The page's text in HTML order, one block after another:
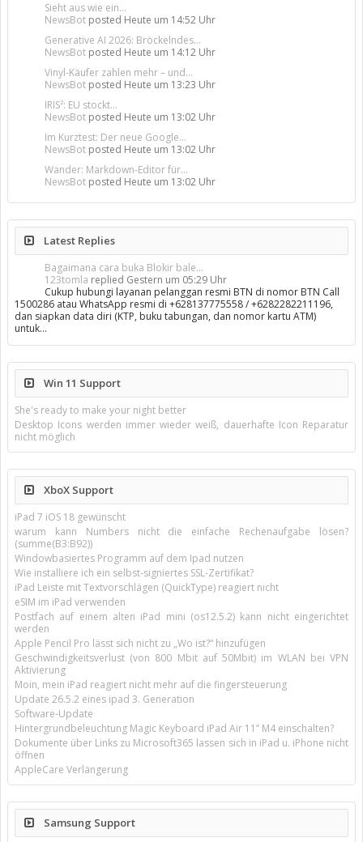
Sieht aus wie ein...
NewsBot posted Heute um 14:52 Uhr
Generative AI 2026: Bröckelndes...
NewsBot posted Heute um 14:12 Uhr
Vinyl-Käufer zahlen mehr – und...
NewsBot posted Heute um 13:23 Uhr
IRIS²: EU stockt...
NewsBot posted Heute um 13:02 Uhr
Im Kurztest: Der neue Google...
NewsBot posted Heute um 13:02 Uhr
Wander: Markdown-Editor für...
NewsBot posted Heute um 13:02 Uhr
Latest Replies
Bagaimana cara buka Blokir bale...
123tomla replied Gestern um 05:29 Uhr
Cukup hubungi layanan pelanggan resmi BTN di nomor BTN Call
1500286 atau WhatsApp resmi di +628137775558 / +6282282211196,
dan siapkan data diri (KTP, buku tabungan, dan nomor kartu ATM)
untuk…
Win 11 Support
She's ready to make your night better
Desktop Icons werden immer wieder weiß, dauerhafte Icon Reparatur
nicht möglich
XboX Support
iPad 7 iOS 18 gewünscht
warum kann Numbers nicht die einfache Rechenaufgabe lösen?
(summe(B3:B92))
Windowbasiertes Programm auf dem Ipad nutzen
Wie installiere ich ein selbst-signiertes SSL-Zertifikat?
iPad Leiste mit Textvorschlägen (QuickType) reagiert nicht
eSIM im iPad verwenden
Postfach auf einem alten iPad mini (os12.5.2) kann nicht eingerichtet
werden
Apple Pencil Pro lässt sich nicht zu „Wo ist?“ hinzufügen
Geschwindigkeitsverlust (von 800 Mbit auf 50Mbit) im WLAN bei VPN
Aktivierung
Moin, mein iPad reagiert nicht mehr auf die fingersteuerung
Update 26.5.2 eines ipad 3. Generation
Software-Update
Hintergrundbeleuchtung Magic Keyboard iPad Air 11’’ M4 einschalten?
Dokumente über Links zu Microsoft365 lassen sich in iPad u. iPhone nicht
öffnen
AppleCare Verlängerung
Samsung Support